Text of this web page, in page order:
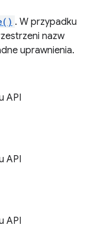
. W przypadku
nazw
uprawnienia.
API
API
API